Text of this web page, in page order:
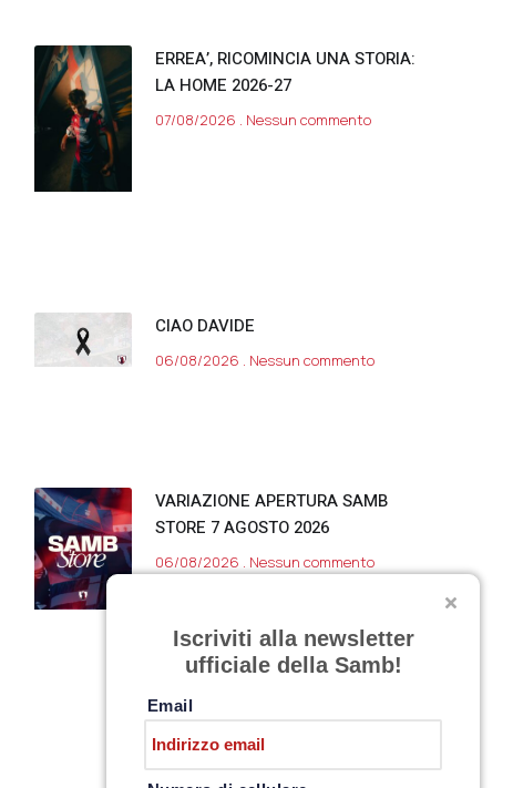
ERREA’, RICOMINCIA UNA STORIA:
LA HOME 2026-27
07/08/2026 Nessun commento
CIAO DAVIDE
06/08/2026 Nessun commento
VARIAZIONE APERTURA SAMB
STORE 7 AGOSTO 2026
06/08/2026 Nessun commento
Iscriviti alla newsletter
ufficiale della Samb!
Email